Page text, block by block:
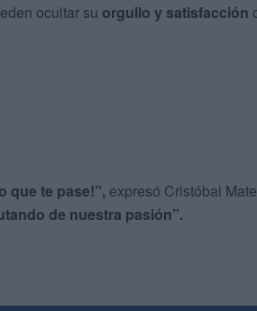
ocultar su orgullo y satisfacción
que te pase!”, expresó Cristóbal
de nuestra pasión”.